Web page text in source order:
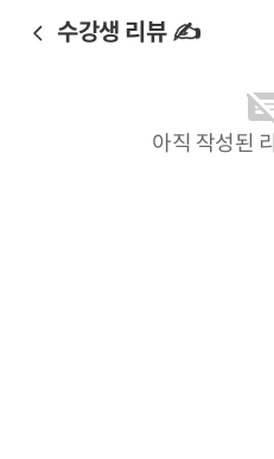
수강생 리뷰 ✍️
아직 작성된